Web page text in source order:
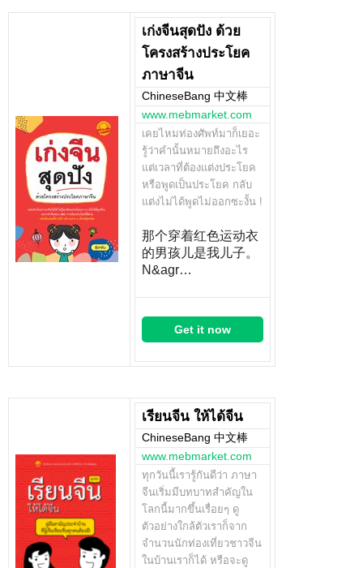
เก่งจีนสุดปัง ด้วย
โครงสร้างประโยค
ภาษาจีน
ChineseBang 中文棒
www.mebmarket.com
เคยไหมท่องศัพท์มาก็เยอะ
รู้ว่าคำนั้นหมายถึงอะไร
แต่เวลาที่ต้องแต่งประโยค
หรือพูดเป็นประโยค กลับ
แต่งไม่ได้พูดไม่ออกซะงั้น !
那个穿着红色运动衣
的男孩儿是我儿子。
N&agr…
Get it now
เรียนจีน ให้ได้จีน
ChineseBang 中文棒
www.mebmarket.com
ทุกวันนี้เรารู้กันดีว่า ภาษา
จีนเริ่มมีบทบาทสำคัญใน
โลกนี้มากขึ้นเรื่อยๆ ดู
ตัวอย่างใกล้ตัวเราก็จาก
จำนวนนักท่องเที่ยวชาวจีน
ในบ้านเราก็ได้ หรือจะดู